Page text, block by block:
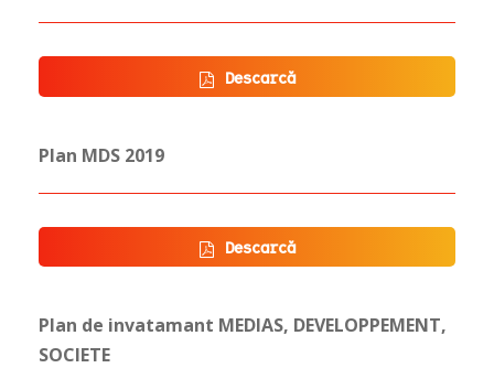
Descarcă
Plan MDS 2019
Descarcă
Plan de invatamant MEDIAS, DEVELOPPEMENT,
SOCIETE